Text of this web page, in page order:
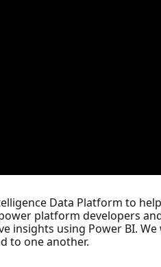
Data Platform to
platform developers
insights using Power BI.
to one another.